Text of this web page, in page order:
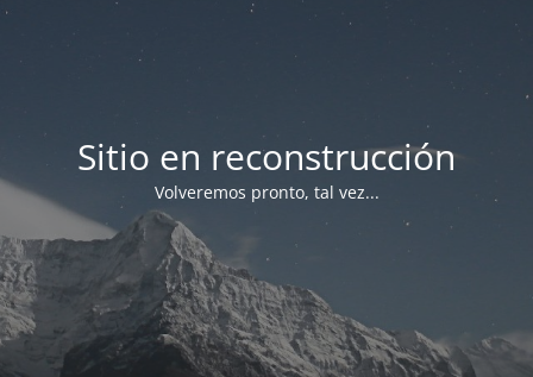
Sitio en reconstrucción
Volveremos pronto, tal vez...